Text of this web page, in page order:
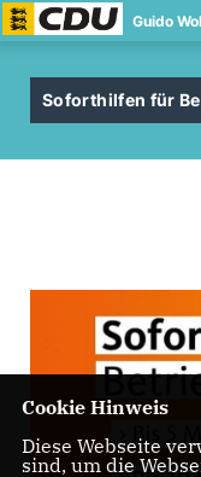
Guido
Soforthilfen für
Cookie Hinweis
Diese Webseite
sind, um die